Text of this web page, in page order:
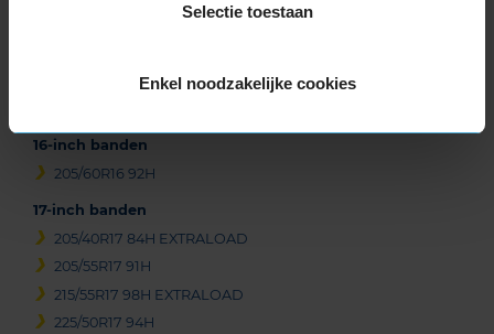
Selectie toestaan
Enkel noodzakelijke cookies
16-inch banden
205/60R16 92H
17-inch banden
205/40R17 84H EXTRALOAD
205/55R17 91H
215/55R17 98H EXTRALOAD
225/50R17 94H